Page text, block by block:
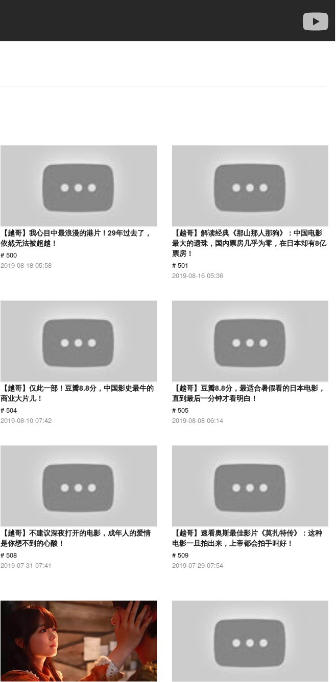
【越哥】我心目中最浪漫的港片！29年过去了，
依然无法被超越！
# 500
2019-08-18 05:58
【越哥】解读经典《那山那人那狗》：中国电影
最大的遗珠，国内票房几乎为零，在日本却有8亿
票房！
# 501
2019-08-16 05:36
【越哥】仅此一部！豆瓣8.8分，中国影史最牛的
商业大片儿！
# 504
2019-08-10 07:42
【越哥】豆瓣8.8分，最适合暑假看的日本电影，
直到最后一分钟才看明白！
# 505
2019-08-08 06:14
【越哥】不建议深夜打开的电影，成年人的爱情
是你想不到的心酸！
# 508
2019-07-31 07:41
【越哥】速看奥斯最佳影片《莫扎特传》：这种
电影一旦拍出来，上帝都会拍手叫好！
# 509
2019-07-29 07:54